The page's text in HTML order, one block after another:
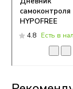
самоконтроля
HYPOFREE
4.8 Есть в